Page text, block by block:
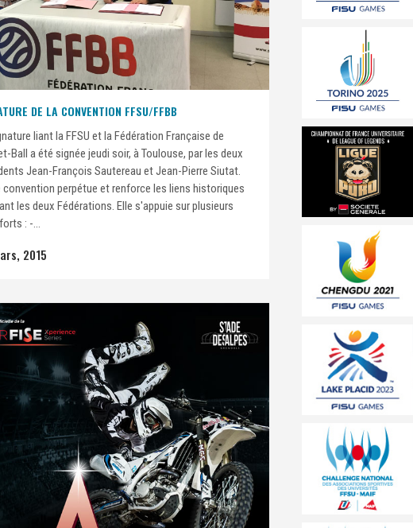
DE LA CONVENTION FFSU/FFBB
liant la FFSU et la Fédération Française de
Ball a été signée jeudi soir, à Toulouse, par les deux
Jean-François Sautereau et Jean-Pierre Siutat.
perpétue et renforce les liens historiques
les deux Fédérations. Elle s'appuie sur plusieurs
: -...
2015